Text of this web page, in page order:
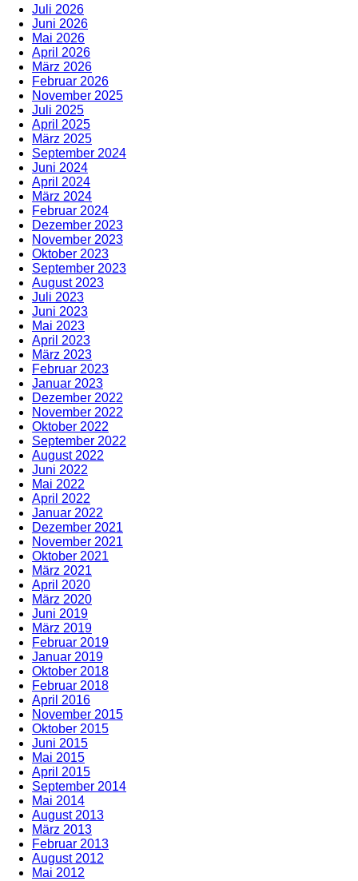
Juli 2026
Juni 2026
Mai 2026
April 2026
März 2026
Februar 2026
November 2025
Juli 2025
April 2025
März 2025
September 2024
Juni 2024
April 2024
März 2024
Februar 2024
Dezember 2023
November 2023
Oktober 2023
September 2023
August 2023
Juli 2023
Juni 2023
Mai 2023
April 2023
März 2023
Februar 2023
Januar 2023
Dezember 2022
November 2022
Oktober 2022
September 2022
August 2022
Juni 2022
Mai 2022
April 2022
Januar 2022
Dezember 2021
November 2021
Oktober 2021
März 2021
April 2020
März 2020
Juni 2019
März 2019
Februar 2019
Januar 2019
Oktober 2018
Februar 2018
April 2016
November 2015
Oktober 2015
Juni 2015
Mai 2015
April 2015
September 2014
Mai 2014
August 2013
März 2013
Februar 2013
August 2012
Mai 2012